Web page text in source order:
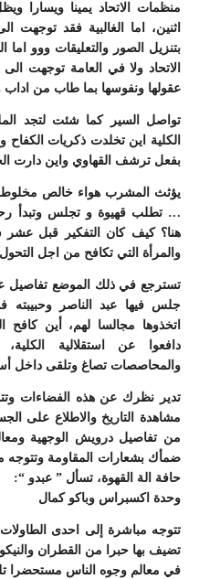
منظمات الاتحاد يمينا ويسارا
اثنين، اما الغالبية فقد توجهت
بتنزيل الصور والتعليقات ووو اما
الاتحاد ولا في العامة توجهت
عقولها ونفوسها بما طاب من اداب
تواصل السير كما شئت لتجد
الكلية اين تخلدت ذكريات
بفعل ترشف القهاوي واين دارت
يؤثث المشرب هواء خالص مخلوط
… تطلب قهيوة و تجلس وتبدأ
هنا؟ كيف كان التفكير قبل عشر
والمرأة التي تكافح من اجل
تسترجع في ذلك الموضع تفاصيل
جلس فيها عبد الناصر
اتخذوها مجالسا لهم، أين
دافعوا عن استقلالية
والمحاصصات تصاغ وتلقى داخل
تدير نظرك عن هذه الفضاءات
مشاهدة التاريخ والاطلاع على
من تفاصيل درويش الوجهية
ضمأك بشعارات المقاومة
حافة الة القهوة، تسأل ” عبدو “:
وحدة اكسبراس وباكو كمال
تتوجه مباشرة إلى احدى
تضيف بها حبرا من القطران
في معالم وجوه الناس مستحضرا